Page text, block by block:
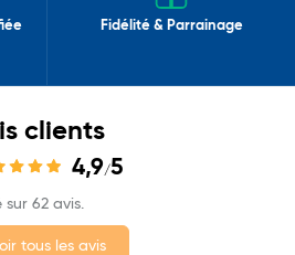
Fidélité & Parrainage
clients
4,9/5
sur 62 avis.
tous les avis